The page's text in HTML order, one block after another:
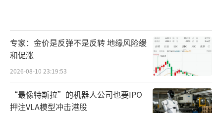
专家：金价是反弹不是反转 地缘风险缓
和促涨
2026-08-10 23:19:53
“最像特斯拉”的机器人公司也要IPO
押注VLA模型冲击港股